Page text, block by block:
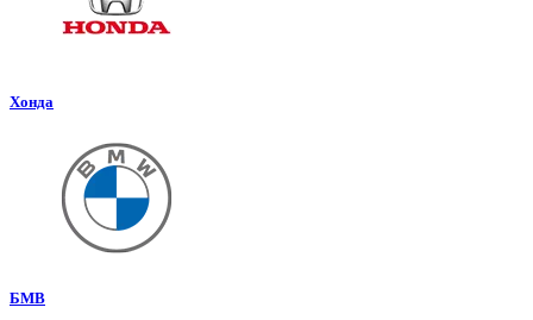
Хонда
БМВ